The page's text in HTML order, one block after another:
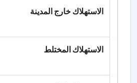
الاستهلاك خارج المدينة
الاستهلاك المختلط